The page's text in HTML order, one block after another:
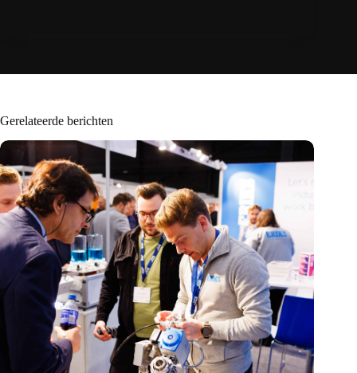
Gerelateerde berichten